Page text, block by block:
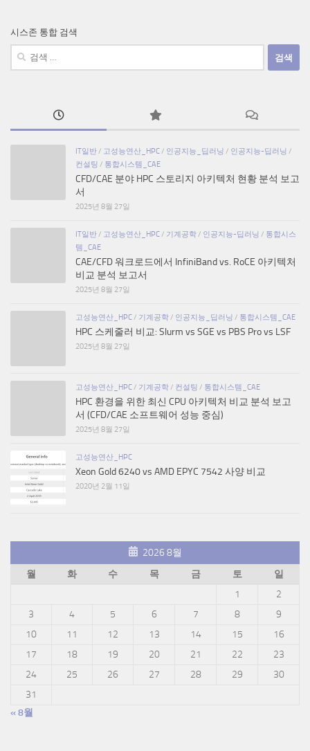
시스존 통합 검색
검
IT일반/ 고성능연산_HPC/ 인공지능_딥러닝 / 인공지능-딥러닝 /
컨설팅 / 통합시스템_CAE
CFD/CAE 분야 HPC 스토리지 아키텍처 현황 분석 보고
서
2025년 8월 27일
IT일반/ 고성능연산_HPC/ 기계공학/ 인공지능-딥러닝 / 통합시스
템_CAE
CAE/CFD 워크로드에서 InfiniBand vs. RoCE 아키텍처
비교 분석 보고서
2025년 8월 27일
고성능연산_HPC/ 기계공학/ 인공지능_딥러닝 / 통합시스템_CAE
HPC 스케줄러 비교: Slurm vs SGE vs PBS Pro vs LSF
2025년 8월 27일
고성능연산_HPC/ 기계공학/ 컨설팅 / 통합시스템_CAE
HPC 환경을 위한 최신 CPU 아키텍처 비교 분석 보고
서 (CFD/CAE 소프트웨어 성능 중심)
2025년 8월 27일
고성능연산_HPC
Xeon Gold 6240 vs AMD EPYC 7542 사양 비교
2020년 2월 11일
2026 8월
월
화 수 목 금 토
일
1
2
3
4 5 6 7 8
9
10
11 12 13 14 15
16
17
18 19 20 21 22
23
24
25 26 27 28 29
30
31
« 8월